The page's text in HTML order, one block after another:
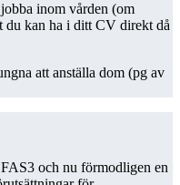
inom vården (om
du kan ha i ditt CV direkt då
att anställa dom (pg av
och nu förmodligen en